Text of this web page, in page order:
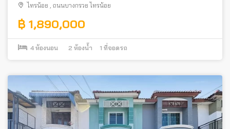
ไทรน้อย , ถนนบางกรวย ไทรน้อย
฿ 1,890,000
4 ห้องนอน 2 ห้องน้ำ 1 ที่จอดรถ